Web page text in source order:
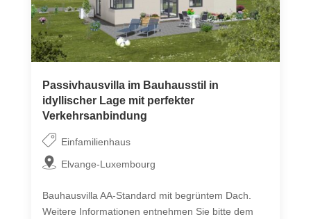
Passivhausvilla im Bauhausstil in
idyllischer Lage mit perfekter
Verkehrsanbindung
Einfamilienhaus
Elvange-Luxembourg
Bauhausvilla AA-Standard mit begrüntem Dach.
Weitere Informationen entnehmen Sie bitte dem